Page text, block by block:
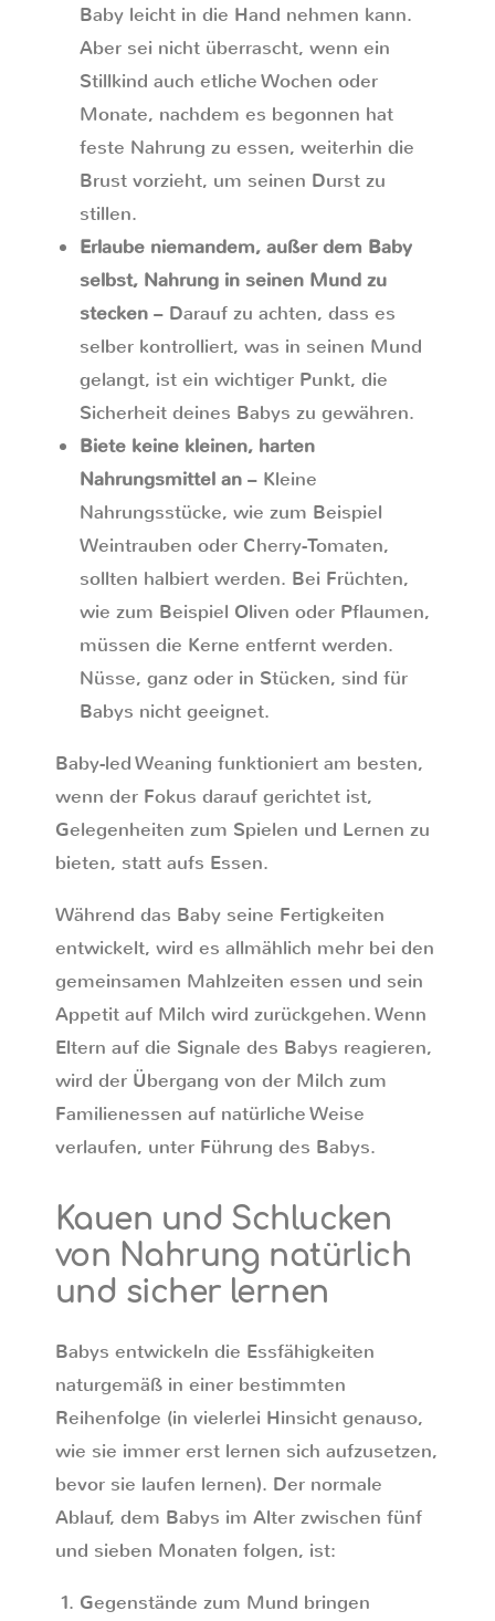
Baby leicht in die Hand nehmen kann.
Aber sei nicht überrascht, wenn ein
Stillkind auch etliche Wochen oder
Monate, nachdem es begonnen hat
feste Nahrung zu essen, weiterhin die
Brust vorzieht, um seinen Durst zu
stillen.
Erlaube niemandem, außer dem Baby
selbst, Nahrung in seinen Mund zu
stecken – Darauf zu achten, dass es
selber kontrolliert, was in seinen Mund
gelangt, ist ein wichtiger Punkt, die
Sicherheit deines Babys zu gewähren.
Biete keine kleinen, harten
Nahrungsmittel an – Kleine
Nahrungsstücke, wie zum Beispiel
Weintrauben oder Cherry-Tomaten,
sollten halbiert werden. Bei Früchten,
wie zum Beispiel Oliven oder Pflaumen,
müssen die Kerne entfernt werden.
Nüsse, ganz oder in Stücken, sind für
Babys nicht geeignet.
Baby-led Weaning funktioniert am besten,
wenn der Fokus darauf gerichtet ist,
Gelegenheiten zum Spielen und Lernen zu
bieten, statt aufs Essen.
Während das Baby seine Fertigkeiten
entwickelt, wird es allmählich mehr bei den
gemeinsamen Mahlzeiten essen und sein
Appetit auf Milch wird zurückgehen. Wenn
Eltern auf die Signale des Babys reagieren,
wird der Übergang von der Milch zum
Familienessen auf natürliche Weise
verlaufen, unter Führung des Babys.
Kauen und Schlucken
von Nahrung natürlich
und sicher lernen
Babys entwickeln die Essfähigkeiten
naturgemäß in einer bestimmten
Reihenfolge (in vielerlei Hinsicht genauso,
wie sie immer erst lernen sich aufzusetzen,
bevor sie laufen lernen). Der normale
Ablauf, dem Babys im Alter zwischen fünf
und sieben Monaten folgen, ist:
Gegenstände zum Mund bringen